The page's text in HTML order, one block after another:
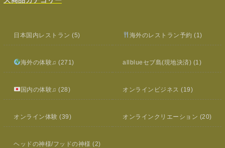
日本国内レストラン (5) 海外のレストラン予約 (1)
海外の体験♫ (271) allblueセブ島(現地決済) (1)
国内の体験♫ (28) オンラインビジネス (19)
オンライン体験 (39) オンラインクリエーション (20)
ヘッドの神様/フッドの神様 (2)